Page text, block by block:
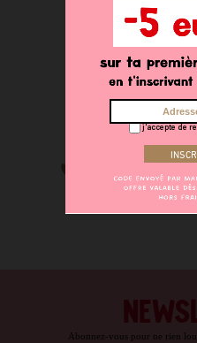
Carnet A5
Abonnez-vous pour ne rien
j'accepte de